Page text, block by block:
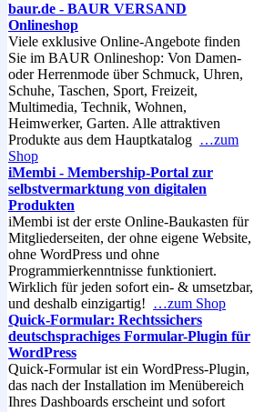
baur.de - BAUR VERSAND
Onlineshop
Viele exklusive Online-Angebote finden
Sie im BAUR Onlineshop: Von Damen-
oder Herrenmode über Schmuck, Uhren,
Schuhe, Taschen, Sport, Freizeit,
Multimedia, Technik, Wohnen,
Heimwerker, Garten. Alle attraktiven
Produkte aus dem Hauptkatalog …zum
Shop
iMembi - Membership-Portal zur
selbstvermarktung von digitalen
Produkten
iMembi ist der erste Online-Baukasten für
Mitgliederseiten, der ohne eigene Website,
ohne WordPress und ohne
Programmierkenntnisse funktioniert.
Wirklich für jeden sofort ein- & umsetzbar,
und deshalb einzigartig! …zum Shop
Quick-Formular: Rechtssichers
deutschsprachiges Formular-Plugin für
WordPress
Quick-Formular ist ein WordPress-Plugin,
das nach der Installation im Menübereich
Ihres Dashboards erscheint und sofort